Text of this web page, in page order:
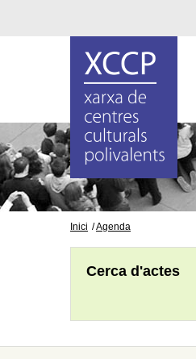
Inici Agenda
Cerca d'actes